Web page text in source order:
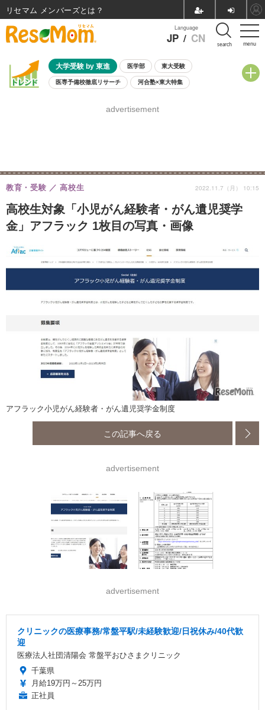
menu
Language
JP / CN search
大学受験 by 東進 医学部 東大受験
医専予備校徹底リサーチ 河合塾×東大特集
8月開催学校説明会・相談会
advertisement
高校生対象「小児がん経験者・がん遺児奨学
金」アフラック 1枚目の写真・画像
教育・受験 高校生 2022.11.7（月） 10:15
アフラック小児がん経験者・がん遺児奨学金制度
この記事へ戻る
advertisement
advertisement
クリニックの医療事務/常盤平駅/未経験歓迎/日祝休み/40代歓
迎
医療法人社団清陽会 常盤平おひさまクリニック
千葉県
月給19万円～25万円
正社員
リセマム メンバーズ